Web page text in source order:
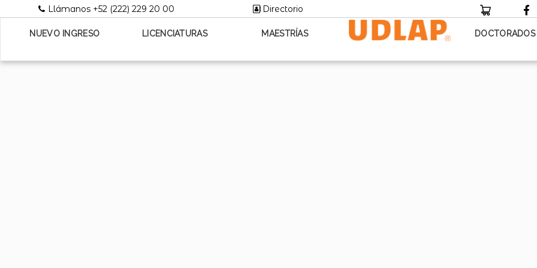
Llámanos +52 (222) 229 20 00 Directorio
NUEVO INGRESO LICENCIATURAS MAESTRÍAS DOCTORADOS